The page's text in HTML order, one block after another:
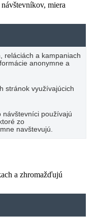
miera
reláciách a kampaniach
anonymne a
stránok využívajúcich
návštevníci používajú
zo
navštevujú.
a zhromažďujú